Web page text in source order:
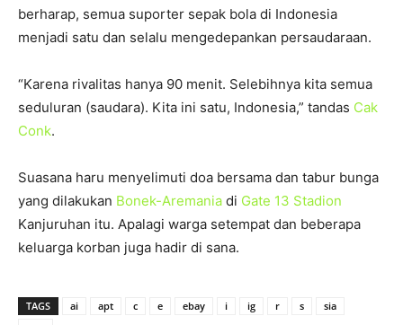
berharap, semua suporter sepak bola di Indonesia
menjadi satu dan selalu mengedepankan persaudaraan.
“Karena rivalitas hanya 90 menit. Selebihnya kita semua
seduluran (saudara). Kita ini satu, Indonesia,” tandas Cak
Conk.
Suasana haru menyelimuti doa bersama dan tabur bunga
yang dilakukan Bonek-Aremania di Gate 13 Stadion
Kanjuruhan itu. Apalagi warga setempat dan beberapa
keluarga korban juga hadir di sana.
TAGS ai apt c e ebay i ig r s
sia